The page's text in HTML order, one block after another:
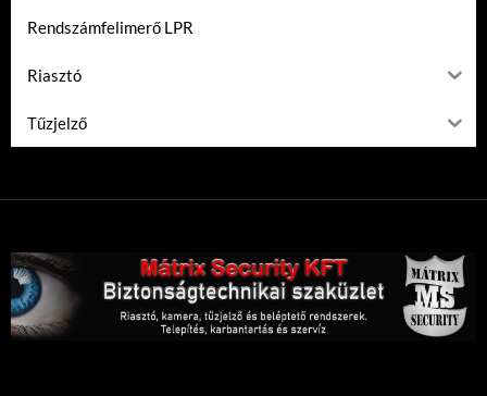
Rendszámfelimerő LPR
Riasztó
Tűzjelző